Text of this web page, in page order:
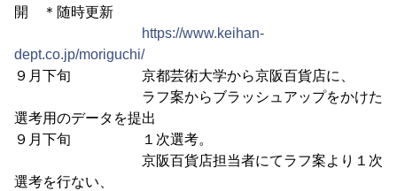
開 ＊随時更新
https://www.keihan-
dept.co.jp/moriguchi/
９月下旬 京都芸術大学から京阪百貨店に、
ラフ案からブラッシュアップをかけた
選考用のデータを提出
９月下旬 １次選考。
京阪百貨店担当者にてラフ案より１次
選考を行ない、